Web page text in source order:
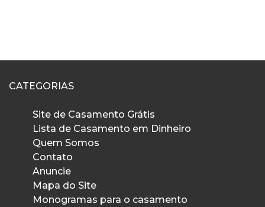
CATEGORIAS
Site de Casamento Grátis
Lista de Casamento em Dinheiro
Quem Somos
Contato
Anuncie
Mapa do Site
Monogramas para o casamento